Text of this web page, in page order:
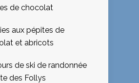
de chocolat
aux pépites de
et abricots
de ski de randonnée
des Follys